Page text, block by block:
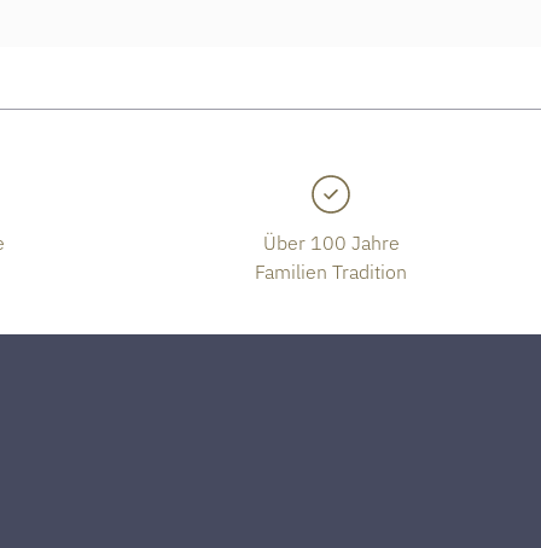
Über 100 Jahre
Familien Tradition